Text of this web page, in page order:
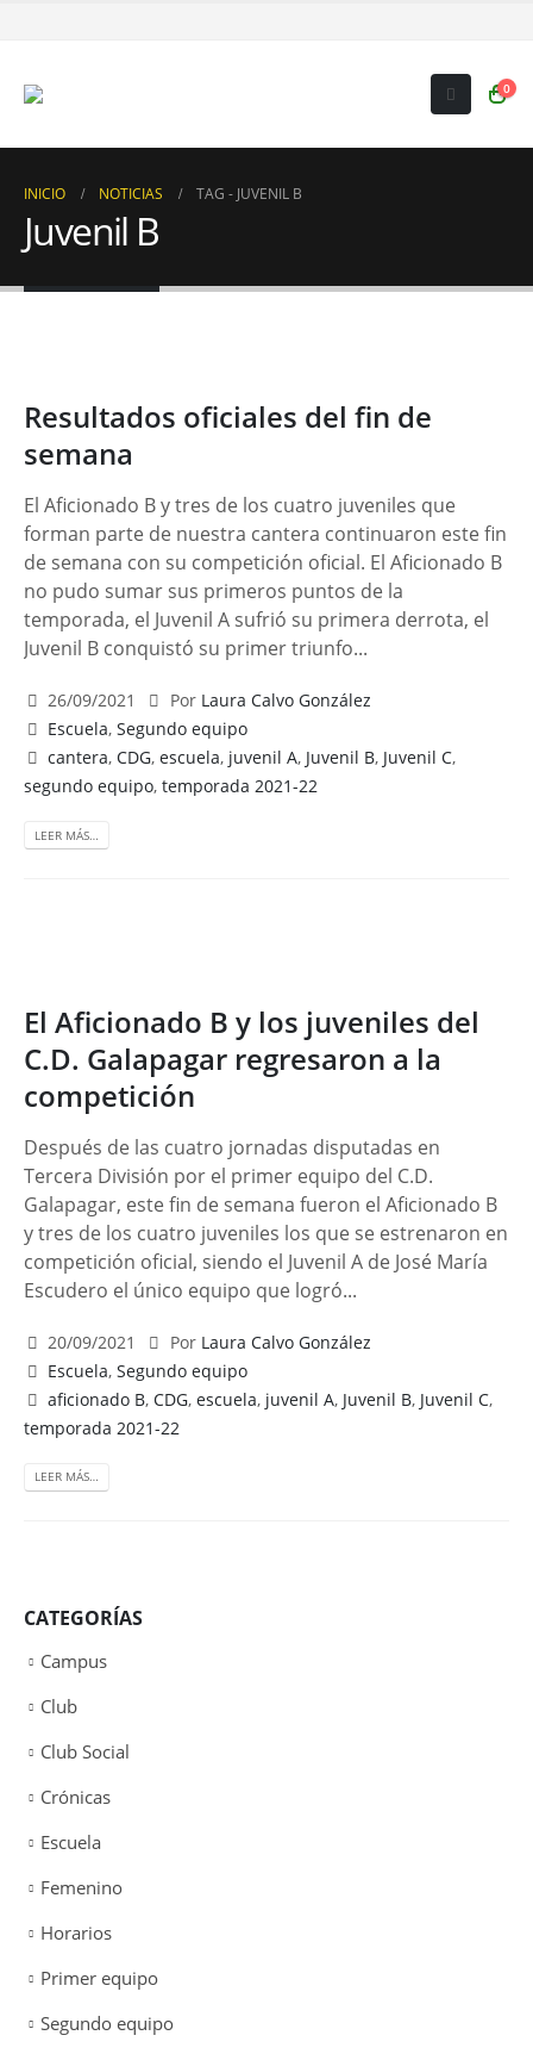
0
INICIO NOTICIAS TAG - JUVENIL B
Juvenil B
Resultados oficiales del fin de
semana
El Aficionado B y tres de los cuatro juveniles que
forman parte de nuestra cantera continuaron este fin
de semana con su competición oficial. El Aficionado B
no pudo sumar sus primeros puntos de la
temporada, el Juvenil A sufrió su primera derrota, el
Juvenil B conquistó su primer triunfo...
26/09/2021 Por Laura Calvo González
Escuela,Segundo equipo
cantera,CDG,escuela, juvenil A, Juvenil B, Juvenil C,
segundo equipo, temporada 2021-22
LEER MÁS…
El Aficionado B y los juveniles del
C.D. Galapagar regresaron a la
competición
Después de las cuatro jornadas disputadas en
Tercera División por el primer equipo del C.D.
Galapagar, este fin de semana fueron el Aficionado B
y tres de los cuatro juveniles los que se estrenaron en
competición oficial, siendo el Juvenil A de José María
Escudero el único equipo que logró...
20/09/2021 Por Laura Calvo González
Escuela,Segundo equipo
aficionado B,CDG,escuela, juvenil A, Juvenil B, Juvenil C,
temporada 2021-22
LEER MÁS…
CATEGORÍAS
Campus
Club
Club Social
Crónicas
Escuela
Femenino
Horarios
Primer equipo
Segundo equipo